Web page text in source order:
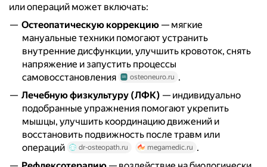
или операций может включать:
Остеопатическую коррекцию — мягкие
мануальные техники помогают устранить
внутренние дисфункции, улучшить кровоток, снять
напряжение и запустить процессы
самовосстановления
osteoneuro.ru .
Лечебную физкультуру (ЛФК) — индивидуально
подобранные упражнения помогают укрепить
мышцы, улучшить координацию движений и
восстановить подвижность после травм или
операций
dr-osteopath.ru megamedic.ru .